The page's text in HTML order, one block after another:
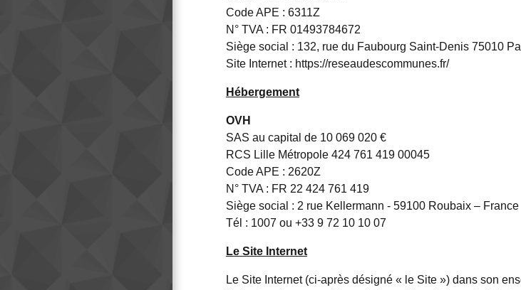
Code APE : 6311Z
N° TVA : FR 01493784672
Siège social : 132, rue du Faubourg Saint-Denis 75010
Site Internet : https://reseaudescommunes.fr/
Hébergement
OVH
SAS au capital de 10 069 020 €
RCS Lille Métropole 424 761 419 00045
Code APE : 2620Z
N° TVA : FR 22 424 761 419
Siège social : 2 rue Kellermann - 59100 Roubaix – France
Tél : 1007 ou +33 9 72 10 10 07
Le Site Internet
Le Site Internet (ci-après désigné « le Site ») dans son